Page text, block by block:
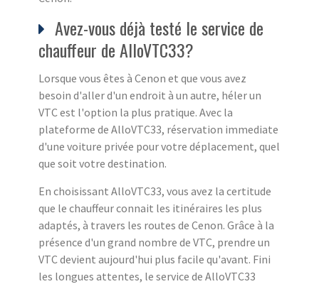
Avez-vous déjà testé le service de
chauffeur de AlloVTC33?
Lorsque vous êtes à Cenon et que vous avez
besoin d'aller d'un endroit à un autre, héler un
VTC est l'option la plus pratique. Avec la
plateforme de AlloVTC33, réservation immediate
d'une voiture privée pour votre déplacement, quel
que soit votre destination.
En choisissant AlloVTC33, vous avez la certitude
que le chauffeur connait les itinéraires les plus
adaptés, à travers les routes de Cenon. Grâce à la
présence d'un grand nombre de VTC, prendre un
VTC devient aujourd'hui plus facile qu'avant. Fini
les longues attentes, le service de AlloVTC33